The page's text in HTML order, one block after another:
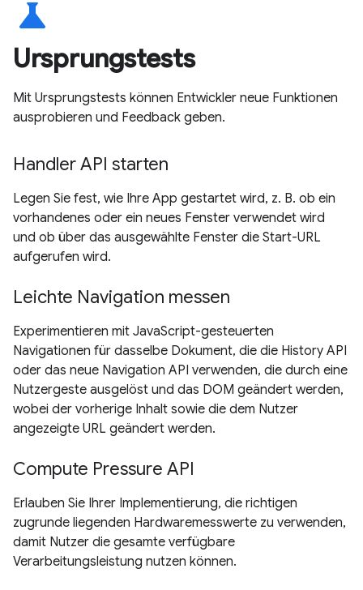
science
Ursprungstests
Mit Ursprungstests können Entwickler neue Funktionen
ausprobieren und Feedback geben.
Handler API starten
Legen Sie fest, wie Ihre App gestartet wird, z. B. ob ein
vorhandenes oder ein neues Fenster verwendet wird
und ob über das ausgewählte Fenster die Start-URL
aufgerufen wird.
Leichte Navigation messen
Experimentieren mit JavaScript-gesteuerten
Navigationen für dasselbe Dokument, die die History API
oder das neue Navigation API verwenden, die durch eine
Nutzergeste ausgelöst und das DOM geändert werden,
wobei der vorherige Inhalt sowie die dem Nutzer
angezeigte URL geändert werden.
Compute Pressure API
Erlauben Sie Ihrer Implementierung, die richtigen
zugrunde liegenden Hardwaremesswerte zu verwenden,
damit Nutzer die gesamte verfügbare
Verarbeitungsleistung nutzen können.